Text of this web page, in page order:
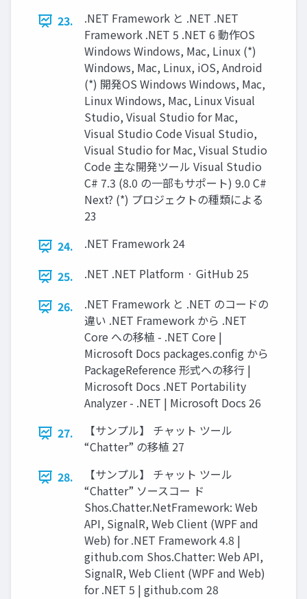
23.
.NET Framework と .NET .NET
Framework .NET 5 .NET 6 動作OS
Windows Windows, Mac, Linux (*)
Windows, Mac, Linux, iOS, Android
(*) 開発OS Windows Windows, Mac,
Linux Windows, Mac, Linux Visual
Studio, Visual Studio for Mac,
Visual Studio Code Visual Studio,
Visual Studio for Mac, Visual Studio
Code 主な開発ツール Visual Studio
C# 7.3 (8.0 の一部もサポート) 9.0 C#
Next? (*) プロジェクトの種類による
23
24.
.NET Framework 24
25.
.NET .NET Platform · GitHub 25
26.
.NET Framework と .NET のコードの
違い .NET Framework から .NET
Core への移植 - .NET Core |
Microsoft Docs packages.config から
PackageReference 形式への移行 |
Microsoft Docs .NET Portability
Analyzer - .NET | Microsoft Docs 26
27.
【サンプル】 チャット ツール
“Chatter” の移植 27
28.
【サンプル】 チャット ツール
“Chatter” ソースコー ド
Shos.Chatter.NetFramework: Web
API, SignalR, Web Client (WPF and
Web) for .NET Framework 4.8 |
github.com Shos.Chatter: Web API,
SignalR, Web Client (WPF and Web)
for .NET 5 | github.com 28